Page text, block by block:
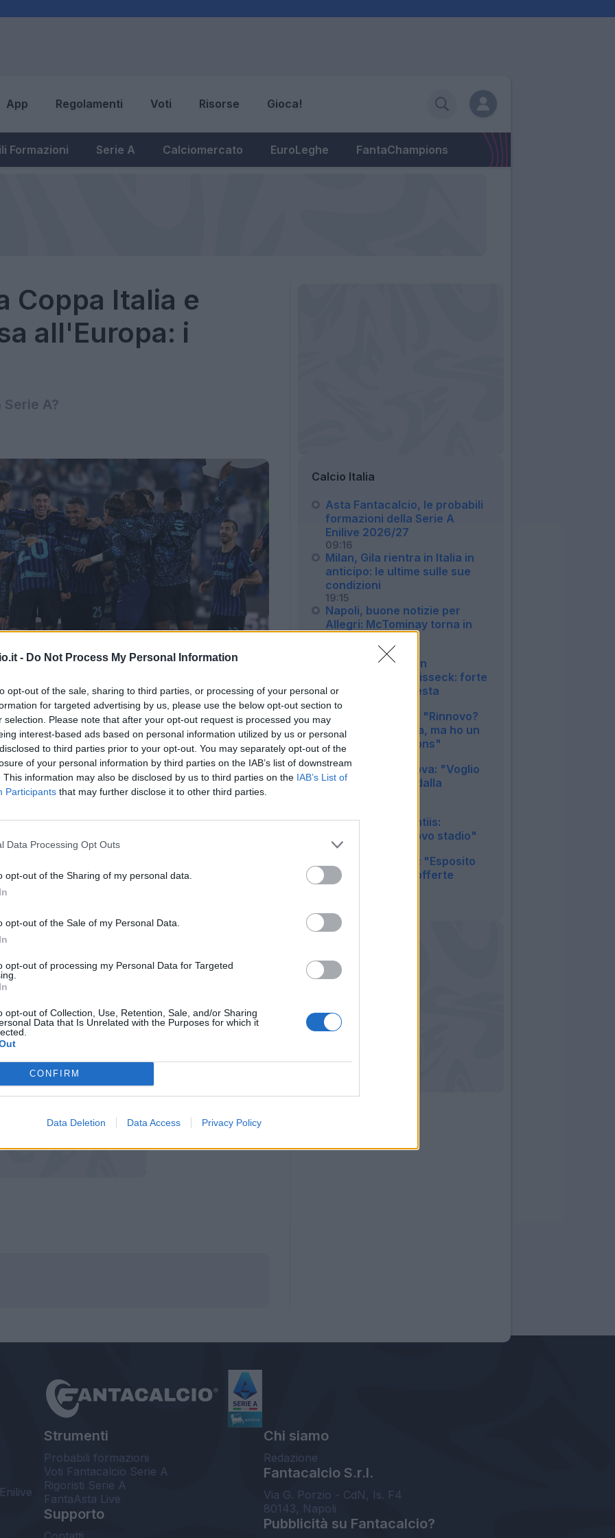
- Do Not Process My Personal Information
opt-out of the sale, sharing to third parties, or processing of your personal or
for targeted advertising by us, please use the below opt-out section to
selection. Please note that after your opt-out request is processed you may
interest-based ads based on personal information utilized by us or personal
to third parties prior to your opt-out. You may separately opt-out of the
of your personal information by third parties on the IAB’s list of downstream
This information may also be disclosed by us to third parties on the IAB’s List of
Participants that may further disclose it to other third parties.
Data Processing Opt Outs
opt-out of the Sharing of my personal data.
opt-out of the Sale of my Personal Data.
opt-out of processing my Personal Data for Targeted
opt-out of Collection, Use, Retention, Sale, and/or Sharing
Data that Is Unrelated with the Purposes for which it
CONFIRM
Data Deletion Data Access Privacy Policy
App Regolamenti Voti Risorse Gioca!
Formazioni Serie A Calciomercato EuroLeghe FantaChampions
Coppa Italia e
all'Europa: i
A?
e cambia la corsa all'Europa: i dettagli
(©LaPresse)
cambia il panorama della corsa all'Europa in
La vittoria dei nerazzurri, infatti,avrà
le prossime coppe continentali .
Champions League '26-'27, l'Interliberaun
il settimo posto varrà la qualificazione
. E alle spalle di Inter, Napoli, Juventus,
un ultimo duello in questi 180' conclusivi del
League: lo scenario
la settima posizione in classifica, ma con
sotto anche il Bologna. La formazione
all'ultima giornata per continuare a credere
Calcio Italia
Asta Fantacalcio, le probabili
formazioni della Serie A
Enilive 2026/27
09:16
Milan, Gila rientra in Italia in
anticipo: le ultime sulle sue
condizioni
19:15
Napoli, buone notizie per
Allegri: McTominay torna in
Inter, duro colpo in
amichevole per Bisseck: forte
contusione alla testa
12:15
Inter, Mkhitaryan: "Rinnovo?
Nessuna garanzia, ma ho un
sogno in Champions"
Juventus, Zhegrova: "Voglio
restare, frenato dalla
Napoli, De Laurentiis:
"Vogliamo un nuovo stadio"
08:48
Cagliari, dg Melis: "Esposito
via, ma solo con offerte
congrue"
Strumenti
Probabili formazioni
Voti Fantacalcio Serie A
Rigoristi Serie A
FantaAsta Live
Supporto
Chi siamo
Redazione
Fantacalcio S.r.l.
Via G. Porzio - CdN, Is. F4
80143, Napoli
Pubblicità su Fantacalcio?